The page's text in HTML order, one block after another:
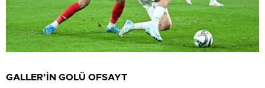
GALLER’İN GOLÜ OFSAYT